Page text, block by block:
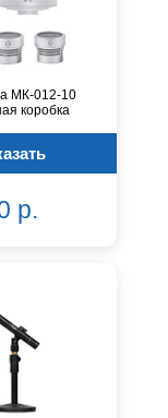
МК-012-10
коробка
р.